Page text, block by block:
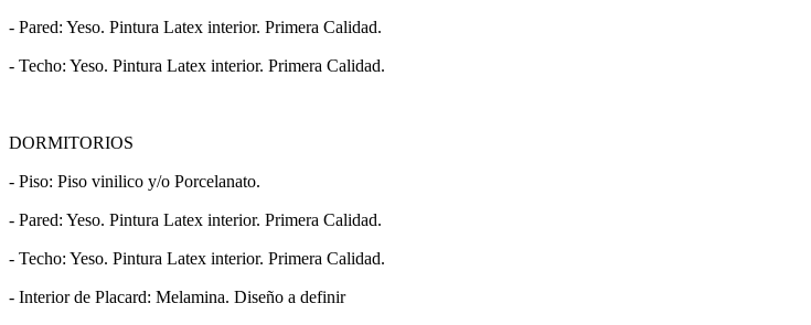
- Pared: Yeso. Pintura Latex interior. Primera Calidad.
- Techo: Yeso. Pintura Latex interior. Primera Calidad.
DORMITORIOS
- Piso: Piso vinilico y/o Porcelanato.
- Pared: Yeso. Pintura Latex interior. Primera Calidad.
- Techo: Yeso. Pintura Latex interior. Primera Calidad.
- Interior de Placard: Melamina. Diseño a definir